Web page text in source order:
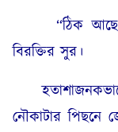
“ঠিক আছে,
বিরক্তির সুর।
নৌকাটার পিছনে